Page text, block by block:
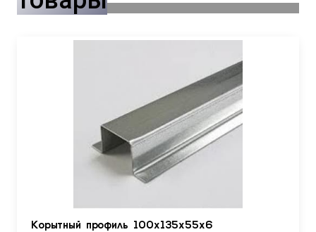
Корытный профиль 100х135х55х6